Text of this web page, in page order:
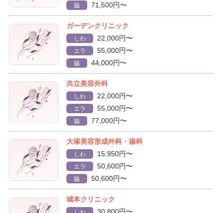
脇 71,500円〜
ガーデンクリニック
しわ 22,000円〜
エラ 55,000円〜
脇 44,000円〜
共立美容外科
しわ 22,000円〜
エラ 55,000円〜
脇 77,000円〜
大塚美容形成外科・歯科
しわ 15,950円〜
エラ 50,600円〜
脇 50,600円〜
城本クリニック